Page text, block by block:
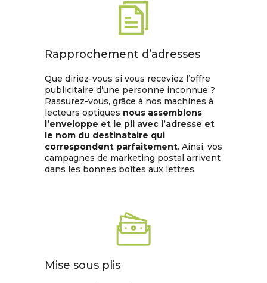
Rapprochement d’adresses
Que diriez-vous si vous receviez l’offre
publicitaire d’une personne inconnue ?
Rassurez-vous, grâce à nos machines à
lecteurs optiques nous assemblons
l’enveloppe et le pli avec l’adresse et
le nom du destinataire qui
correspondent parfaitement. Ainsi, vos
campagnes de marketing postal arrivent
dans les bonnes boîtes aux lettres.
Mise sous plis